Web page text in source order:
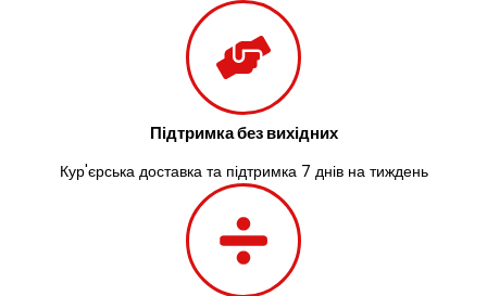
Підтримка без вихідних
Кур'єрська доставка та підтримка 7 днів на тиждень
Запоріжжя